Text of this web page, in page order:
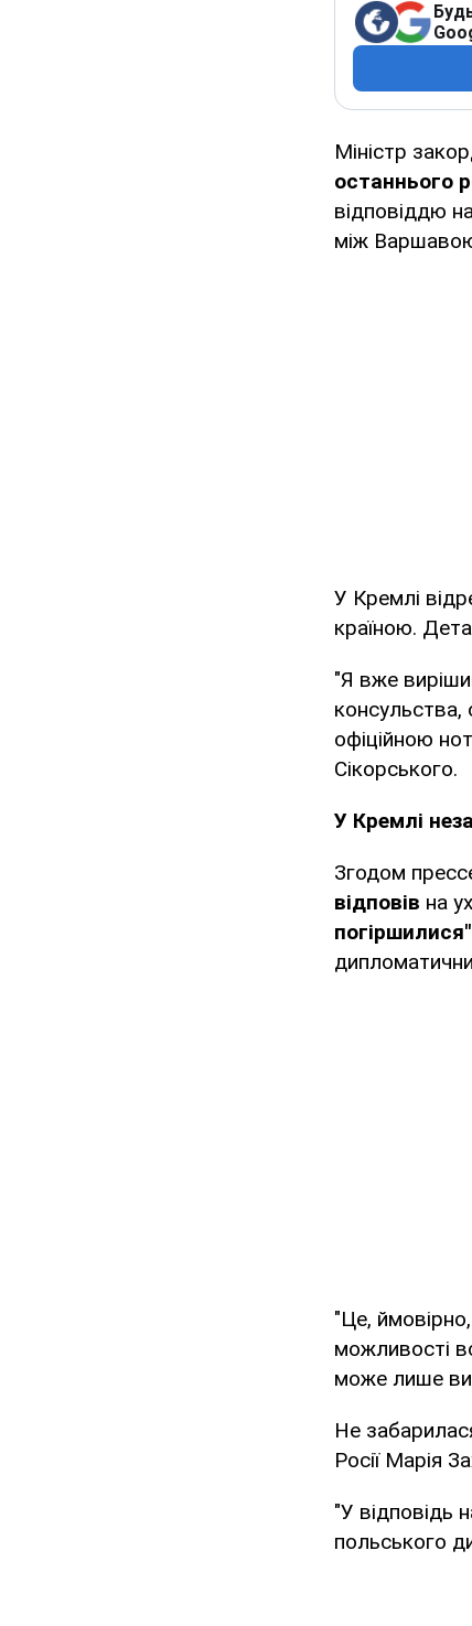
Міністр
останнього
відповіддю
між
У Кремлі
країною.
"Я вже
консульства,
офіційною
Сікорського.
У Кремлі
Згодом
відповів на
погіршилися"
"Це,
можливості
може лише
Не
Росії Марія
"У відповідь
польського